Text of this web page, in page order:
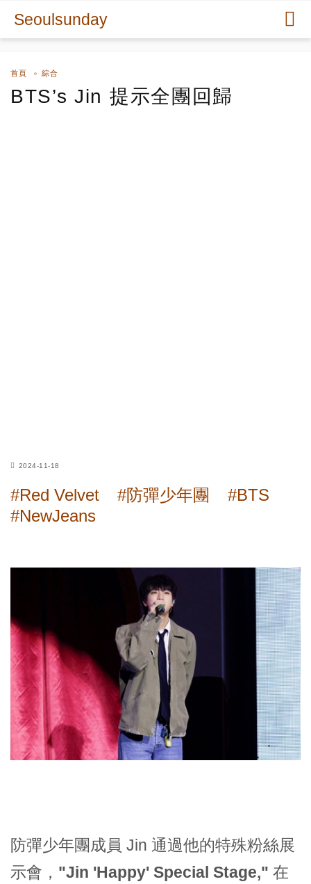
Seoulsunday
首頁 綜合
BTS’s Jin 提示全團回歸
2024-11-18
#Red Velvet #防彈少年團
#BTS
#NewJeans
防彈少年團成員 Jin 通過他的特殊粉絲展
示會， "Jin 'Happy' Special Stage," 在